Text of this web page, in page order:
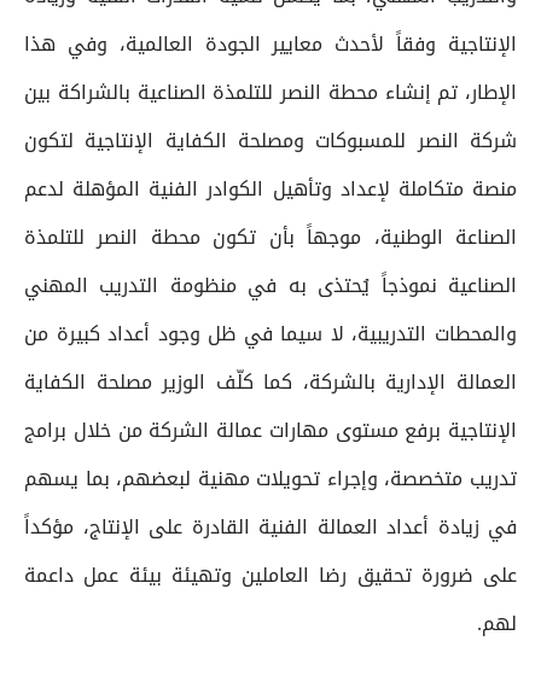
الإنتاجية وفقاً لأحدث معايير الجودة العالمية، وفي هذا
الإطار، تم إنشاء محطة النصر للتلمذة الصناعية بالشراكة بين
شركة النصر للمسبوكات ومصلحة الكفاية الإنتاجية لتكون
منصة متكاملة لإعداد وتأهيل الكوادر الفنية المؤهلة لدعم
الصناعة الوطنية، موجهاً بأن تكون محطة النصر للتلمذة
الصناعية نموذجاً يُحتذى به في منظومة التدريب المهني
والمحطات التدريبية، لا سيما في ظل وجود أعداد كبيرة من
العمالة الإدارية بالشركة، كما كلّف الوزير مصلحة الكفاية
الإنتاجية برفع مستوى مهارات عمالة الشركة من خلال برامج
تدريب متخصصة، وإجراء تحويلات مهنية لبعضهم، بما يسهم
في زيادة أعداد العمالة الفنية القادرة على الإنتاج، مؤكداً
على ضرورة تحقيق رضا العاملين وتهيئة بيئة عمل داعمة
لهم.